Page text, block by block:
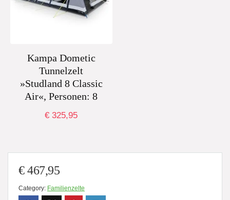
Kampa Dometic
Tunnelzelt
»Studland 8 Classic
Air«, Personen: 8
€ 325,95
€467,95
Category: Familienzelte